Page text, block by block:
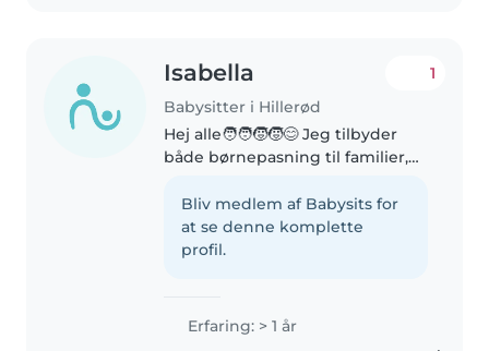
Isabella
Babysitter i Hillerød
1
Hej alle🧑🧑🧒🧒😊 Jeg tilbyder
både børnepasning til familier,
hjælp og ro i hverdagen - eller
bare lejlighedsvis ((: Mit navn er
Isabella Jeg er 15 år (fylder..
Bliv medlem af Babysits for
at se denne komplette
profil.
Erfaring: > 1 år